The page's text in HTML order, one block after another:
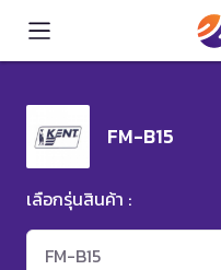
FM-B15
เลือกรุ่นสินค้า :
FM-B15